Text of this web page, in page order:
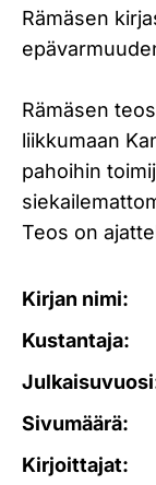
Rämäsen
Rämäsen
liikkumaan
pahoihin
Teos on
Kirjan nimi:
Kustantaja:
Sivumäärä:
Kirjoittajat: